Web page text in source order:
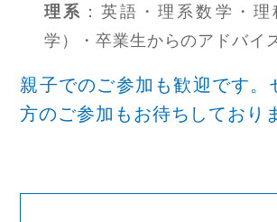
理系 ：英語・理系数学・
学）・卒業生からのアドバイ
親子でのご参加も歓迎です。
方のご参加もお待ちしており